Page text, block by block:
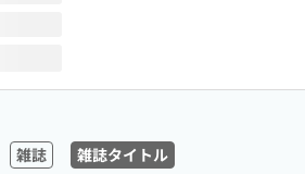
雑誌 雑誌タイトル